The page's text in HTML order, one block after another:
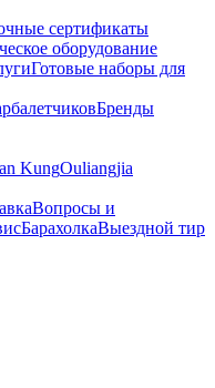
Готовые наборы для
Бренды
KungOuliangjia
Вопросы и
БарахолкаВыездной тир